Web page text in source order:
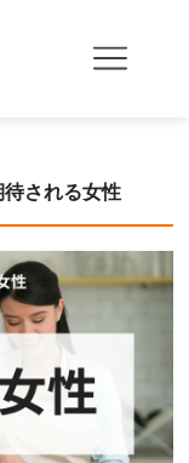
される女性